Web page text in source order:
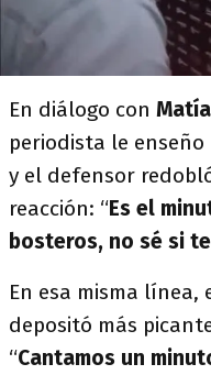
En diálogo con
periodista le
y el defensor
reacción: “Es el
bosteros, no sé si
En esa misma
depositó más
“Cantamos un